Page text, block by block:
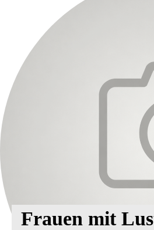
Frauen mit